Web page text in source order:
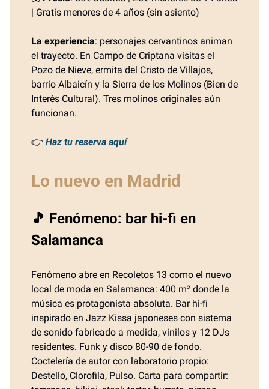
| Gratis menores de 4 años (sin asiento)
La experiencia: personajes cervantinos animan
el trayecto. En Campo de Criptana visitas el
Pozo de Nieve, ermita del Cristo de Villajos,
barrio Albaicín y la Sierra de los Molinos (Bien de
Interés Cultural). Tres molinos originales aún
funcionan.
👉 Haz tu reserva aquí
Lo nuevo en Madrid
🎵 Fenómeno: bar hi-fi en
Salamanca
Fenómeno abre en Recoletos 13 como el nuevo
local de moda en Salamanca: 400 m² donde la
música es protagonista absoluta. Bar hi-fi
inspirado en Jazz Kissa japoneses con sistema
de sonido fabricado a medida, vinilos y 12 DJs
residentes. Funk y disco 80-90 de fondo.
Coctelería de autor con laboratorio propio:
Destello, Clorofila, Pulso. Carta para compartir: